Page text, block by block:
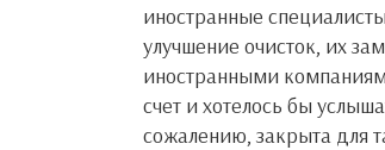
иностранные
улучшение очисток, их
иностранными
счет и хотелось бы
сожалению, закрыта для